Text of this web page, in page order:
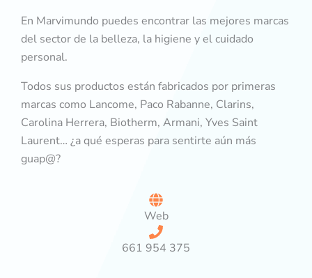
En Marvimundo puedes encontrar las mejores marcas
del sector de la belleza, la higiene y el cuidado
personal.
Todos sus productos están fabricados por primeras
marcas como Lancome, Paco Rabanne, Clarins,
Carolina Herrera, Biotherm, Armani, Yves Saint
Laurent… ¿a qué esperas para sentirte aún más
guap@?
Web
661 954 375